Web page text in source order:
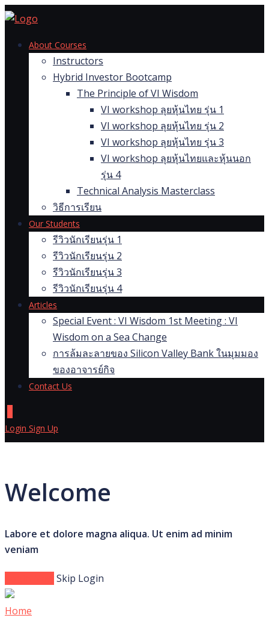
Skip
contentAbout Courses
Instructors
Hybrid Investor Bootcamp
The Principle of VI Wisdom
VI workshop ลุยหุ้นไทย รุ่น 1
VI workshop ลุยหุ้นไทย รุ่น 2
VI workshop ลุยหุ้นไทย รุ่น 3
VI workshop ลุยหุ้นไทยและหุ้นนอก
รุ่น 4
Technical Analysis Masterclass
วิธีการเรียน
Our Students
รีวิวนักเรียนรุ่น 1
รีวิวนักเรียนรุ่น 2
รีวิวนักเรียนรุ่น 3
รีวิวนักเรียนรุ่น 4
Articles
Special Event : VI Wisdom 1st Meeting : VI
Wisdom on a Sea Change
การล้มละลายของ Silicon Valley Bank ในมุมมอง
ของอาจารย์กิจ
Contact Us
Login Sign Up
Welcome
Labore et dolore magna aliqua. Ut enim ad minim
veniam
Skip Login
Home